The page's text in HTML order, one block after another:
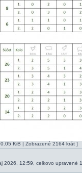
KiB | Zobrazené 2164 krát ]
2026, 12:59, celkovo upravené 1